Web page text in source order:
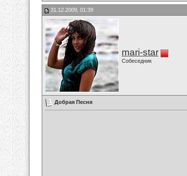
31.12.2009, 01:39
mari-star
Собеседник
Добрая Песня